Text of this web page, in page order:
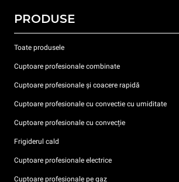
PRODUSE
Toate produsele
Cuptoare profesionale combinate
Cuptoare profesionale și coacere rapidă
Cuptoare profesionale cu convectie cu umiditate
Cuptoare profesionale cu convecție
Frigiderul cald
Cuptoare profesionale electrice
Cuptoare profesionale pe gaz